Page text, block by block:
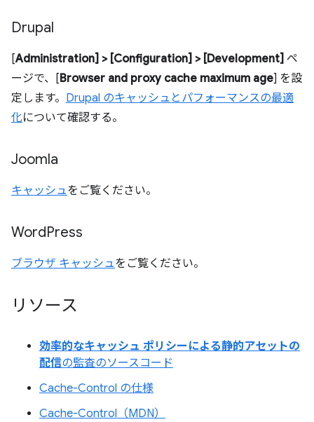
Drupal
[Administration] > [Configuration] > [Development] ペ
ージで、[Browser and proxy cache maximum age] を設
定します。 Drupal のキャッシュとパフォーマンスの最適
化について確認する。
Joomla
キャッシュをご覧ください。
WordPress
ブラウザ キャッシュをご覧ください。
リソース
効率的なキャッシュ ポリシーによる静的アセットの
配信の監査のソースコード
Cache-Control の仕様
Cache-Control（MDN）